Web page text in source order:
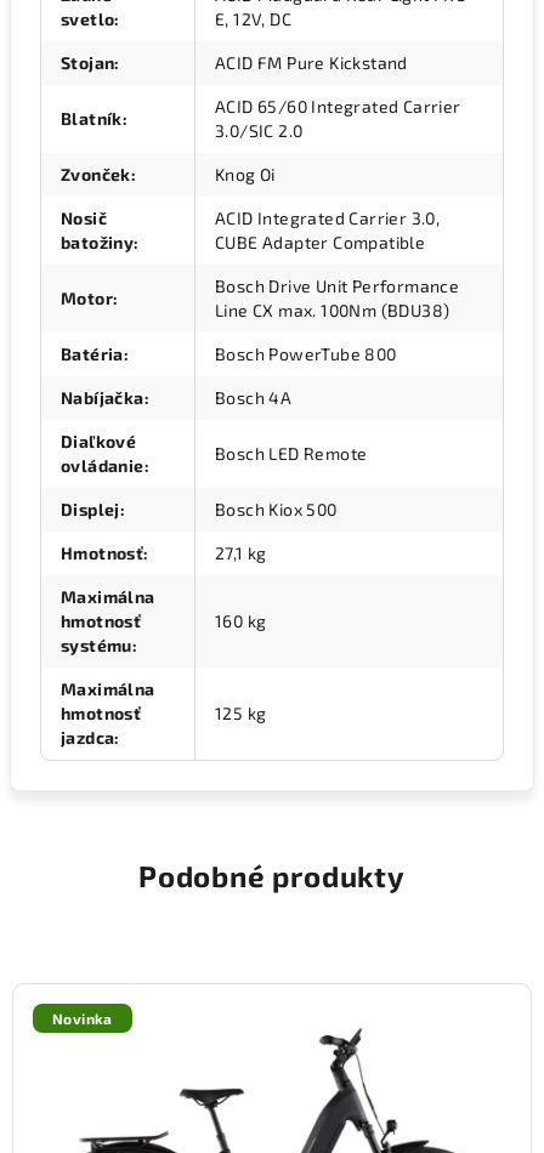
svetlo:
E, 12V, DC
Stojan: ACID FM Pure Kickstand
Blatník:
ACID 65/60 Integrated Carrier
3.0/SIC 2.0
Zvonček: Knog Oi
Nosič
batožiny:
ACID Integrated Carrier 3.0,
CUBE Adapter Compatible
Motor:
Bosch Drive Unit Performance
Line CX max. 100Nm (BDU38)
Batéria: Bosch PowerTube 800
Nabíjačka: Bosch 4A
Diaľkové
ovládanie:
Bosch LED Remote
Displej: Bosch Kiox 500
Hmotnosť: 27,1 kg
Maximálna
hmotnosť
systému:
160 kg
Maximálna
hmotnosť
jazdca:
125 kg
Podobné produkty
Novinka